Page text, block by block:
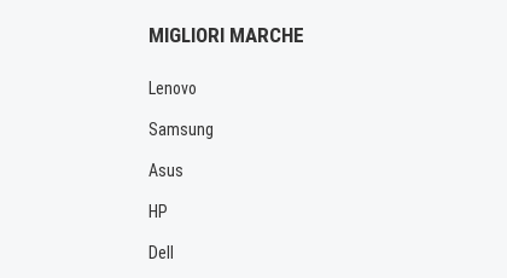
MIGLIORI MARCHE
Lenovo
Samsung
Asus
HP
Dell